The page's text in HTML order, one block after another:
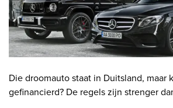
Die droomauto staat in Duitsland, maar
gefinancierd? De regels zijn strenger